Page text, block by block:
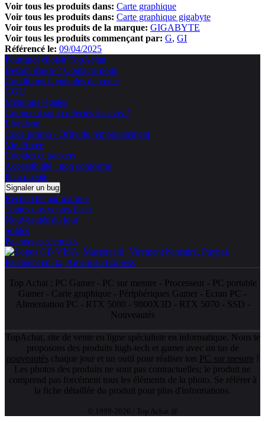
Voir tous les produits dans: Carte graphique
Voir tous les produits dans: Carte graphique gigabyte
Voir tous les produits de la marque: GIGABYTE
Voir tous les produits commençant par: G GI
Référencé le: 09/04/2025
Pourquoi choisir TopAchat
Besoin d'aide ? Contacte nous
Conditions Générales de vente
CGU
Mentions légales
Comment sont collectés les avis ?
Livraison
Code promo / Offre de remboursement
Vie Privée
Cookies et trackers
Accessibilité : non conforme
Plan du site
Signaler un bug
Recherche par marque
Toutes nos ventes flash
Nouveautés du jour
Soldes
Paiements sécurisés
Top Achat : PC Gamer- PC sur mesure - Processeur- PC portable
Gamer - Carte graphique - Périphériques Gamer - Ecran PC -
Alimentation PC - RTX 5080 - 9800X3D - RTX 5070 - SSD -
Nouveautés
TopAchat, site de vente en ligne spécialiste en informatique. Nous te
proposons des produits high-tech et gamer avec un tas de
nouveautés chaque jour et un outil pour réaliser ton PC sur mesure !
Les photos des produits ne sont pas contractuelles; le produit ne
comprend pas forcément tous les éléments de la photo. Se référer à
la fiche détaillée du produit pour plus d'informations.
© 1999-2026 / Top Achat @